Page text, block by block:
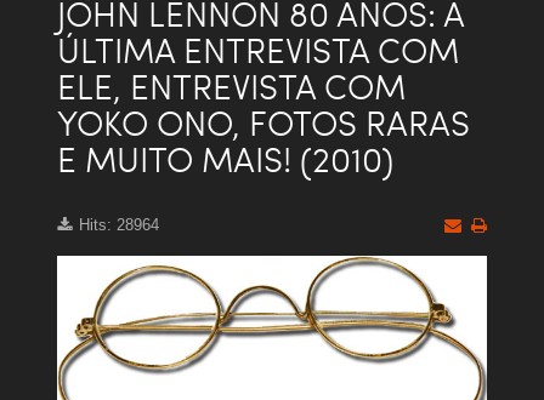
JOHN LENNON 80 ANOS: A
ÚLTIMA ENTREVISTA COM
ELE, ENTREVISTA COM
YOKO ONO, FOTOS RARAS
E MUITO MAIS! (2010)
Hits: 28964